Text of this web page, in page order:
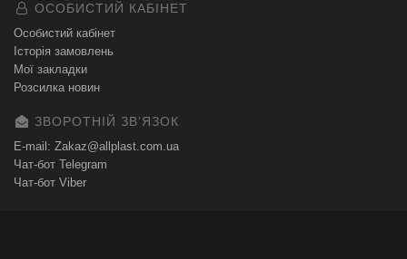
ОСОБИСТИЙ КАБІНЕТ
Особистий кабінет
Історія замовлень
Мої закладки
Розсилка новин
ЗВОРОТНІЙ ЗВʼЯЗОК
E-mail: Zakaz@allplast.com.ua
Чат-бот Telegram
Чат-бот Viber